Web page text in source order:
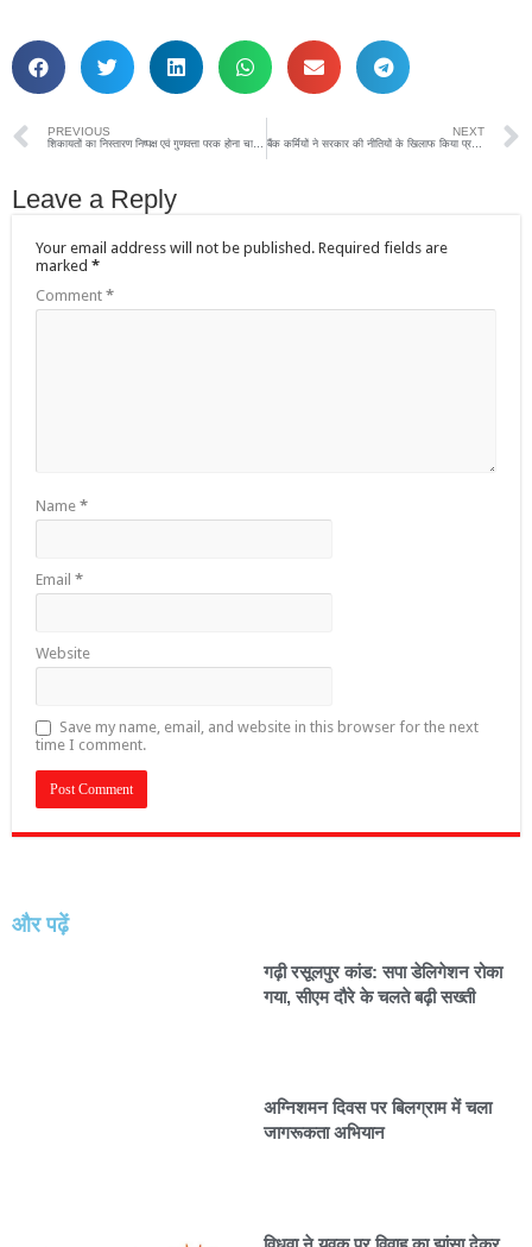
PREVIOUS
शिकायतों का निस्तारण निष्पक्ष एवं गुणवत्ता परक होना चाहिए- जिलाधिकारी
NEXT
बैंक कर्मियों ने सरकार की नीतियों के खिलाफ किया प्रदर्शन
Leave a Reply
Your email address will not be published. Required fields are
marked *
Comment *
Name *
Email *
Website
Save my name, email, and website in this browser for the next
time I comment.
और पढ़ें
गढ़ी रसूलपुर कांड: सपा डेलिगेशन रोका
गया, सीएम दौरे के चलते बढ़ी सख्ती
अग्निशमन दिवस पर बिलग्राम में चला
जागरूकता अभियान